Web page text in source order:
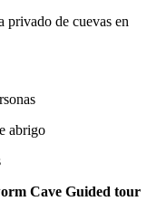
privado de cuevas en
abrigo
Cave Guided tour